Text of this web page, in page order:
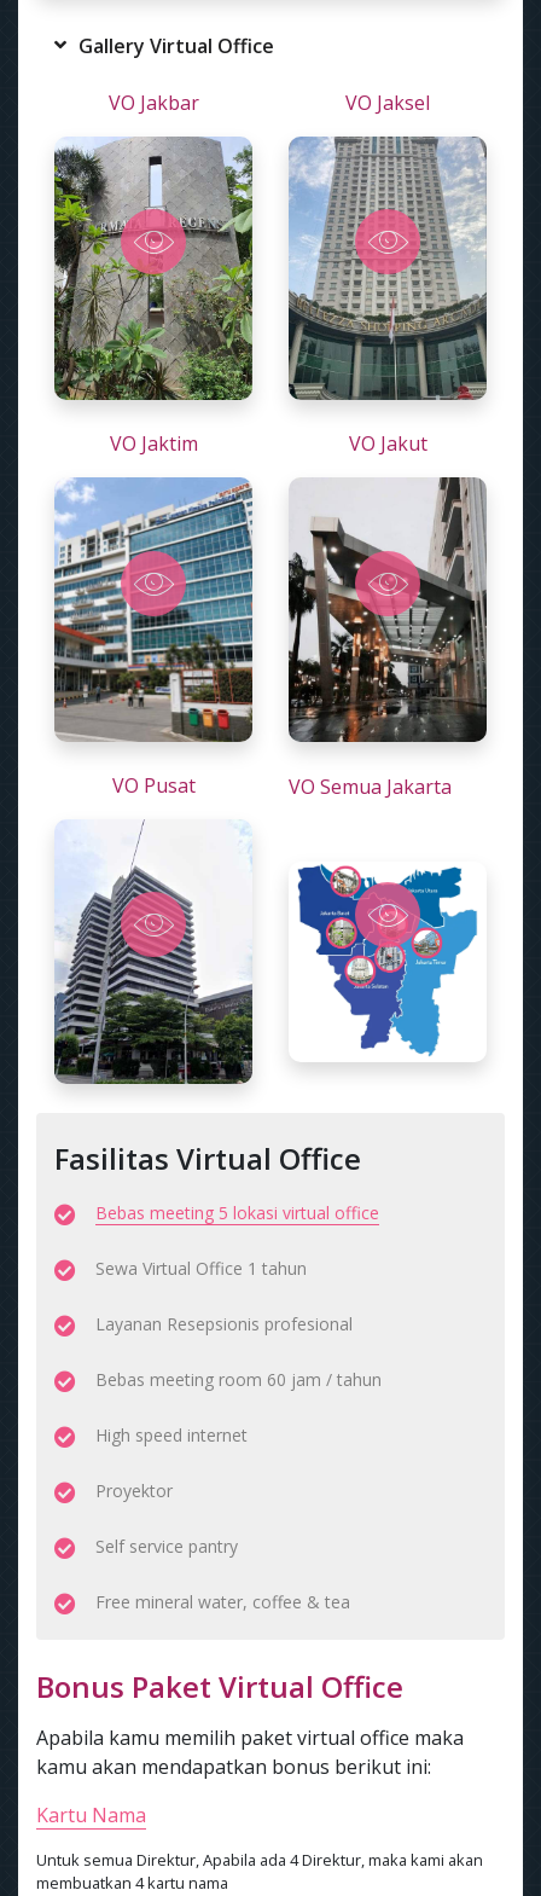
Gallery Virtual Office
VO Jakbar VO Jaksel
VO Jaktim VO Jakut
VO Pusat VO Semua Jakarta
Fasilitas Virtual Office
Bebas meeting 5 lokasi virtual office
Sewa Virtual Office 1 tahun
Layanan Resepsionis profesional
Bebas meeting room 60 jam / tahun
High speed internet
Proyektor
Self service pantry
Free mineral water, coffee & tea
Bonus Paket Virtual Office
Apabila kamu memilih paket virtual office maka
kamu akan mendapatkan bonus berikut ini:
Kartu Nama
Untuk semua Direktur, Apabila ada 4 Direktur, maka kami akan
membuatkan 4 kartu nama